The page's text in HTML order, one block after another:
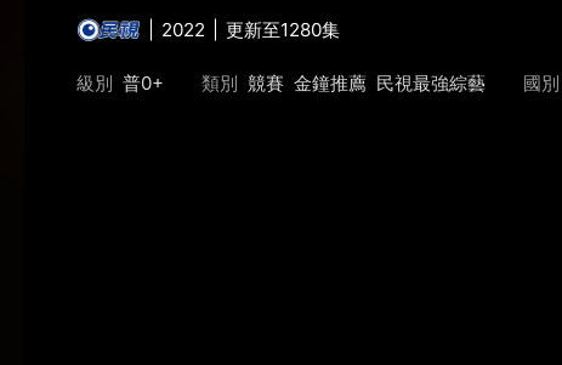
2022 更新至1280集
級別 普0+ 類別 競賽 金鐘推薦 民視最強綜藝 國別